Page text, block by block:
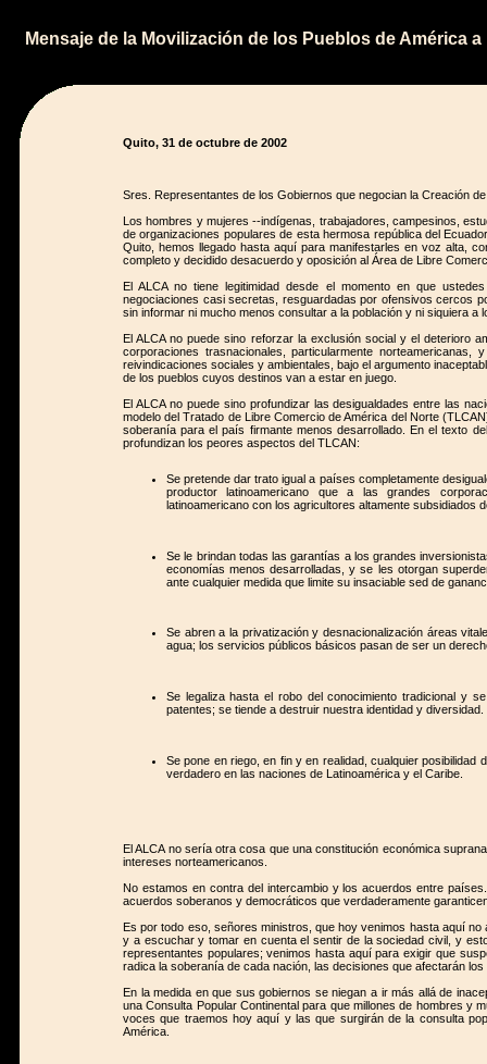
Mensaje de la Movilización de los Pueblos de América
Quito, 31 de octubre de 2002
Sres. Representantes de los Gobiernos que negocian la Creación
Los hombres y mujeres --indígenas, trabajadores, campesinos,
de organizaciones populares de esta hermosa república del
Quito, hemos llegado hasta aquí para manifestarles en voz alta,
completo y decidido desacuerdo y oposición al Área de Libre
El ALCA no tiene legitimidad desde el momento en que
negociaciones casi secretas, resguardadas por ofensivos cercos
sin informar ni mucho menos consultar a la población y ni siquiera a
El ALCA no puede sino reforzar la exclusión social y el deterioro
corporaciones trasnacionales, particularmente
reivindicaciones sociales y ambientales, bajo el argumento
de los pueblos cuyos destinos van a estar en juego.
El ALCA no puede sino profundizar las desigualdades entre las
modelo del Tratado de Libre Comercio de América del Norte
soberanía para el país firmante menos desarrollado. En el texto
profundizan los peores aspectos del TLCAN:
Se pretende dar trato igual a países completamente
productor latinoamericano que a las grandes
latinoamericano con los agricultores altamente
Se le brindan todas las garantías a los grandes
economías menos desarrolladas, y se les otorgan
ante cualquier medida que limite su insaciable sed de
Se abren a la privatización y desnacionalización áreas
agua; los servicios públicos básicos pasan de ser un
Se legaliza hasta el robo del conocimiento tradicional y
patentes; se tiende a destruir nuestra identidad y diversidad.
Se pone en riego, en fin y en realidad, cualquier
verdadero en las naciones de Latinoamérica y el Caribe.
El ALCA no sería otra cosa que una constitución económica
intereses norteamericanos.
No estamos en contra del intercambio y los acuerdos entre
acuerdos soberanos y democráticos que verdaderamente
Es por todo eso, señores ministros, que hoy venimos hasta aquí
y a escuchar y tomar en cuenta el sentir de la sociedad civil, y
representantes populares; venimos hasta aquí para exigir que
radica la soberanía de cada nación, las decisiones que afectarán
En la medida en que sus gobiernos se niegan a ir más allá de
una Consulta Popular Continental para que millones de hombres y
voces que traemos hoy aquí y las que surgirán de la consulta
América.